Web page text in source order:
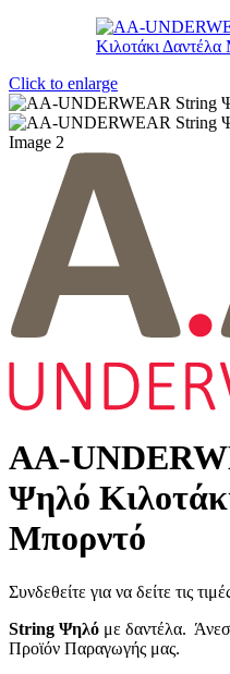
Click to enlarge
AA-
Ψηλό
Μπορντό
Συνδεθείτε για να δείτε τις
String Ψηλό με δαντέλα.
Προϊόν Παραγωγής μας.